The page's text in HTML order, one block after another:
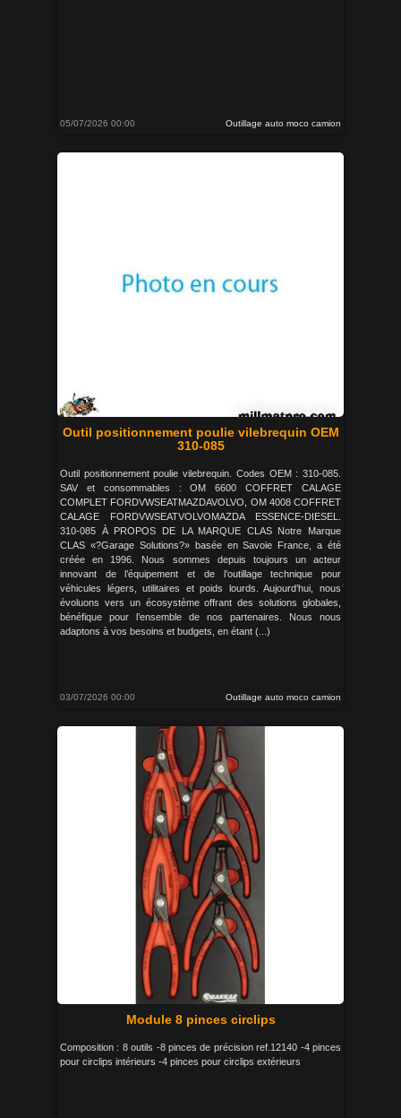
05/07/2026 00:00 Outillage auto moco camion
Outil positionnement poulie vilebrequin OEM
310-085
Outil positionnement poulie vilebrequin. Codes OEM : 310-085.
SAV et consommables : OM 6600 COFFRET CALAGE
COMPLET FORDVWSEATMAZDAVOLVO, OM 4008 COFFRET
CALAGE FORDVWSEATVOLVOMAZDA ESSENCE-DIESEL.
310-085 À PROPOS DE LA MARQUE CLAS Notre Marque
CLAS «?Garage Solutions?» basée en Savoie France, a été
créée en 1996. Nous sommes depuis toujours un acteur
innovant de l’équipement et de l’outillage technique pour
véhicules légers, utilitaires et poids lourds. Aujourd’hui, nous
évoluons vers un écosystème offrant des solutions globales,
bénéfique pour l’ensemble de nos partenaires. Nous nous
adaptons à vos besoins et budgets, en étant (...)
03/07/2026 00:00 Outillage auto moco camion
Module 8 pinces circlips
Composition : 8 outils -8 pinces de précision ref.12140 -4 pinces
pour circlips intérieurs -4 pinces pour circlips extérieurs